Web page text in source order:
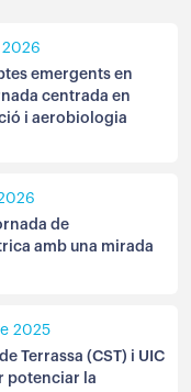
2026
emergents en
centrada en
i aerobiologia
de
amb una mirada
2025
Terrassa (CST) i UIC
potenciar la